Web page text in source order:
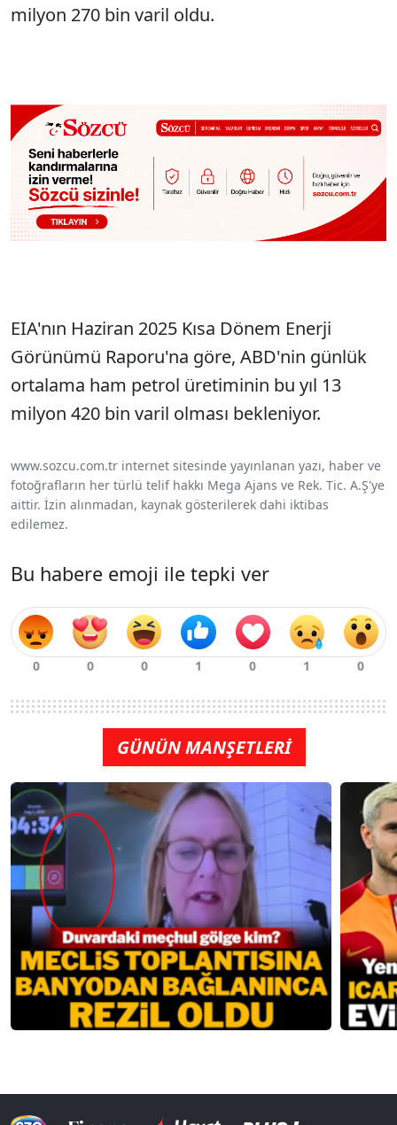
milyon 270 bin varil oldu.
EIA'nın Haziran 2025 Kısa Dönem Enerji
Görünümü Raporu'na göre, ABD'nin günlük
ortalama ham petrol üretiminin bu yıl 13
milyon 420 bin varil olması bekleniyor.
www.sozcu.com.tr internet sitesinde yayınlanan yazı, haber ve
fotoğrafların her türlü telif hakkı Mega Ajans ve Rek. Tic. A.Ş'ye
aittir. İzin alınmadan, kaynak gösterilerek dahi iktibas
edilemez.
Bu habere emoji ile tepki ver
GÜNÜN MANŞETLERİ